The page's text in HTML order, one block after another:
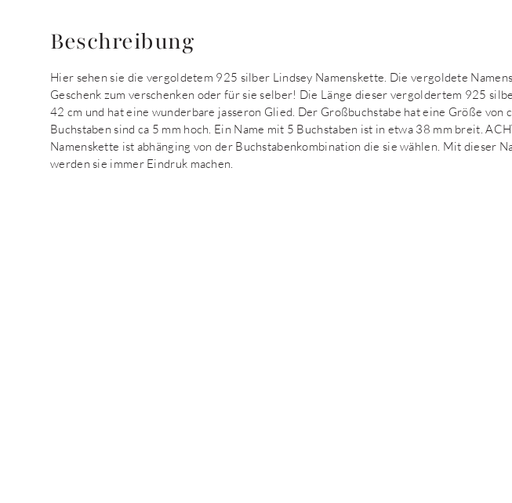
Beschreibung
Hier sehen sie die vergoldetem 925 silber Lindsey Namenskette. Die vergoldete
Geschenk zum verschenken oder für sie selber! Die Länge dieser vergoldertem 925
42 cm und hat eine wunderbare jasseron Glied. Der Großbuchstabe hat eine Größe von
Buchstaben sind ca 5 mm hoch. Ein Name mit 5 Buchstaben ist in etwa 38 mm breit.
Namenskette ist abhänging von der Buchstabenkombination die sie wählen. Mit dieser
werden sie immer Eindruk machen.